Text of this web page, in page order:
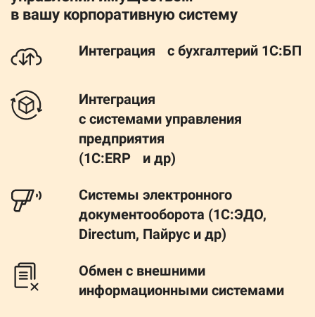
в вашу корпоративную систему
Интеграция с бухгалтерий 1С:БП
Интеграция
с системами управления
предприятия
(1С:ERP и др)
Системы электронного
документооборота (1С:ЭДО,
Directum, Пайрус и др)
Обмен с внешними
информационными системами